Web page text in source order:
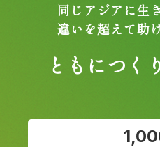
同じアジアに生
違いを超えて助
ともにつく